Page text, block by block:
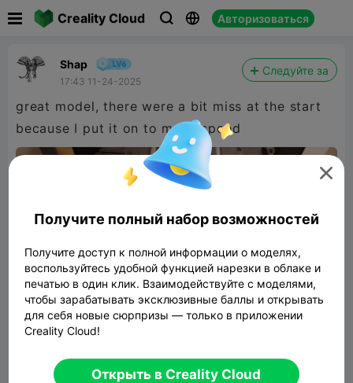
Creality Cloud   Авторизоваться
Shap
17:43 11-24-2025
Следуйте за
great model, there were a bit miss at the start
because I put it on to much speed
Scraper easy to print
525.16KB Связанные 3D модели

Получите полный набор возможностей
Получите доступ к полной информации о моделях,
воспользуйтесь удобной функцией нарезки в облаке и
печатью в один клик. Взаимодействуйте с моделями,
чтобы зарабатывать эксклюзивные баллы и открывать
для себя новые сюрпризы — только в приложении
Creality Cloud!
Открыть в Creality Cloud